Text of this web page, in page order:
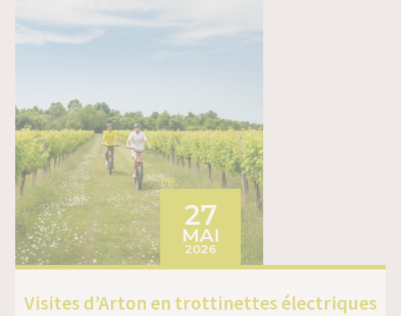
LE
27
MAI
2026
Visites d’Arton en trottinettes électriques